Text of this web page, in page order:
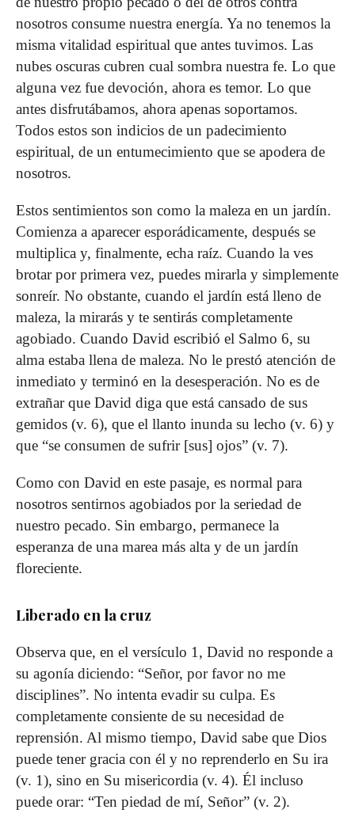
nosotros consume nuestra energía. Ya no tenemos la
misma vitalidad espiritual que antes tuvimos. Las
nubes oscuras cubren cual sombra nuestra fe. Lo que
alguna vez fue devoción, ahora es temor. Lo que
antes disfrutábamos, ahora apenas soportamos.
Todos estos son indicios de un padecimiento
espiritual, de un entumecimiento que se apodera de
nosotros.
Estos sentimientos son como la maleza en un jardín.
Comienza a aparecer esporádicamente, después se
multiplica y, finalmente, echa raíz. Cuando la ves
brotar por primera vez, puedes mirarla y simplemente
sonreír. No obstante, cuando el jardín está lleno de
maleza, la mirarás y te sentirás completamente
agobiado. Cuando David escribió el Salmo 6, su
alma estaba llena de maleza. No le prestó atención de
inmediato y terminó en la desesperación. No es de
extrañar que David diga que está cansado de sus
gemidos (v. 6), que el llanto inunda su lecho (v. 6) y
que “se consumen de sufrir [sus] ojos” (v. 7).
Como con David en este pasaje, es normal para
nosotros sentirnos agobiados por la seriedad de
nuestro pecado. Sin embargo, permanece la
esperanza de una marea más alta y de un jardín
floreciente.
Liberado en la cruz
Observa que, en el versículo 1, David no responde a
su agonía diciendo: “Señor, por favor no me
disciplines”. No intenta evadir su culpa. Es
completamente consiente de su necesidad de
reprensión. Al mismo tiempo, David sabe que Dios
puede tener gracia con él y no reprenderlo en Su ira
(v. 1), sino en Su misericordia (v. 4). Él incluso
puede orar: “Ten piedad de mí, Señor” (v. 2).